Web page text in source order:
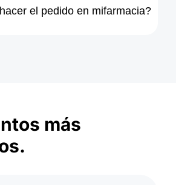
el pedido en mifarmacia?
más